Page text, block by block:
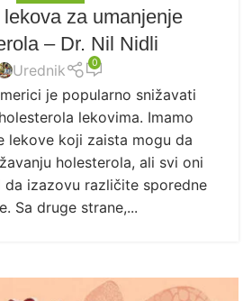
za umanjenje
– Dr. Nil Nidli
Urednik 0
je popularno snižavati
lekovima. Imamo
lekove koji zaista mogu da
holesterola, ali svi oni
da izazovu različite sporedne
Sa druge strane,...